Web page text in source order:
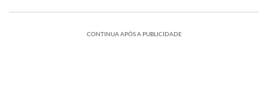
CONTINUA APÓS A PUBLICIDADE